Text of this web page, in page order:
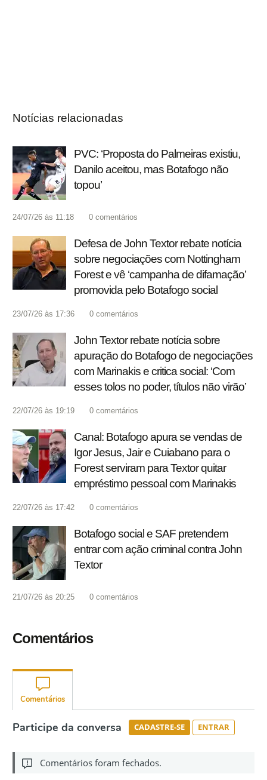
Notícias relacionadas
PVC: ‘Proposta do Palmeiras existiu,
Danilo aceitou, mas Botafogo não
topou’
24/07/26 às 11:18 0 comentários
Defesa de John Textor rebate notícia
sobre negociações com Nottingham
Forest e vê ‘campanha de difamação’
promovida pelo Botafogo social
23/07/26 às 17:36 0 comentários
John Textor rebate notícia sobre
apuração do Botafogo de negociações
com Marinakis e critica social: ‘Com
esses tolos no poder, títulos não virão’
22/07/26 às 19:19 0 comentários
Canal: Botafogo apura se vendas de
Igor Jesus, Jair e Cuiabano para o
Forest serviram para Textor quitar
empréstimo pessoal com Marinakis
22/07/26 às 17:42 0 comentários
Botafogo social e SAF pretendem
entrar com ação criminal contra John
Textor
21/07/26 às 20:25 0 comentários
Comentários